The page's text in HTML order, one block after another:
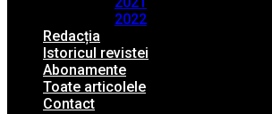
2022
Redacția
Istoricul revistei
Abonamente
Toate articolele
Contact